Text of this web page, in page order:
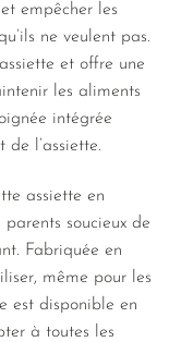
empêcher les
ne veulent pas.
et offre une
les aliments
intégrée
l’assiette.
assiette en
soucieux de
Fabriquée en
même pour les
est disponible en
à toutes les